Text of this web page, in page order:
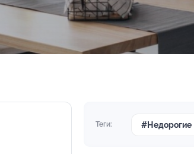
Теги: #Недорогие